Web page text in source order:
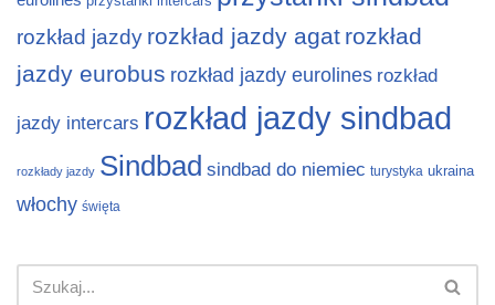
rozkład jazdy rozkład jazdy agat rozkład
jazdy eurobus rozkład jazdy eurolines rozkład
jazdy intercars rozkład jazdy sindbad
rozkłady jazdy Sindbad sindbad do niemiec turystyka ukraina
włochy święta